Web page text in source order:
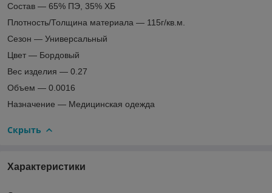
Состав — 65% ПЭ, 35% ХБ
Плотность/Толщина материала — 115г/кв.м.
Сезон — Универсальный
Цвет — Бордовый
Вес изделия — 0.27
Объем — 0.0016
Назначение — Медицинская одежда
Скрыть
Характеристики